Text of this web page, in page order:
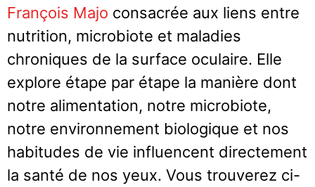
François Majo consacrée aux liens entre
nutrition, microbiote et maladies
chroniques de la surface oculaire. Elle
explore étape par étape la manière dont
notre alimentation, notre microbiote,
notre environnement biologique et nos
habitudes de vie influencent directement
la santé de nos yeux. Vous trouverez ci-